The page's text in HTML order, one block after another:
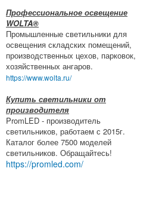
Профессиональное освещение
WOLTA®
Промышленные светильники для
освещения складских помещений,
производственных цехов, парковок,
хозяйственных ангаров.
https://www.wolta.ru/
Купить светильники от
производителя
PromLED - производитель
светильников, работаем с 2015г.
Каталог более 7500 моделей
светильников. Обращайтесь!
https://promled.com/